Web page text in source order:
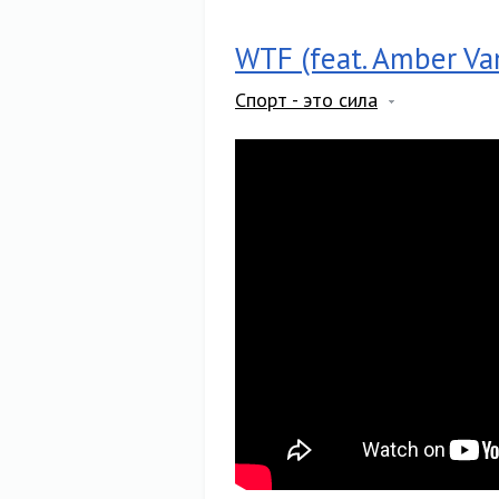
WTF (feat. Amber
Спорт - это сила